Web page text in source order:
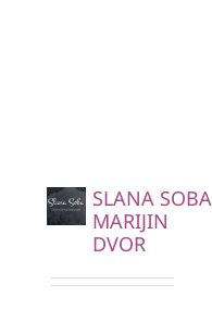
SLANA SOBA
MARIJIN
DVOR